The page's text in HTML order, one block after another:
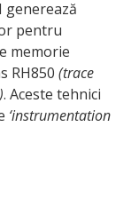
generează
pentru
memorie
RH850 (trace
. Aceste tehnici
‘instrumentation